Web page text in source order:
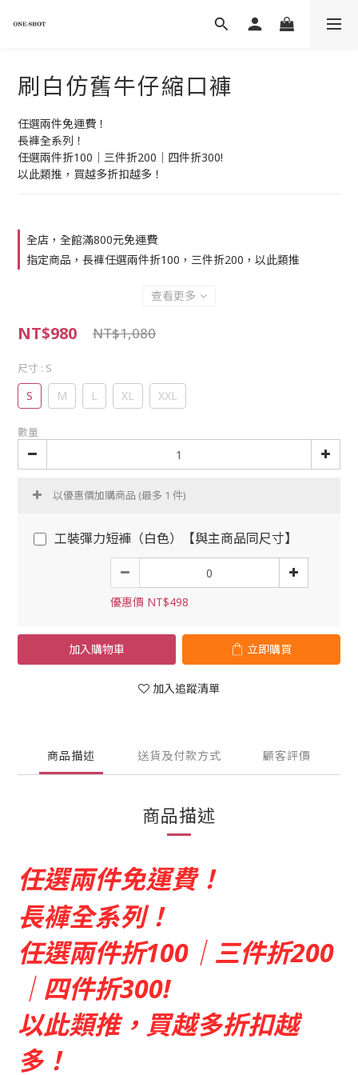
刷白仿舊牛仔縮口褲
任選兩件免運費！
長褲全系列！
任選兩件折100｜三件折200｜四件折300!
以此類推，買越多折扣越多！
全店，全館滿800元免運費
指定商品，長褲任選兩件折100，三件折200，以此類推
查看更多
NT$980 NT$1,080
尺寸 : S
S M L XL XXL
數量
以優惠價加購商品 (最多 1 件)
工裝彈力短褲（白色）【與主商品同尺寸】
優惠價 NT$498
加入購物車 立即購買
加入追蹤清單
商品描述 送貨及付款方式 顧客評價
商品描述
任選兩件免運費！
長褲全系列！
任選兩件折100｜三件折200
｜四件折300!
以此類推，買越多折扣越
多！